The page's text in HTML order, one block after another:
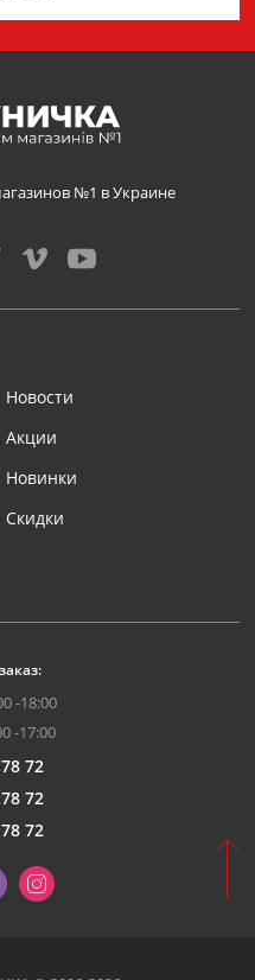
№1 в Украине
Новости
Акции
Новинки
Скидки
-18:00
-17:00
72
72
72